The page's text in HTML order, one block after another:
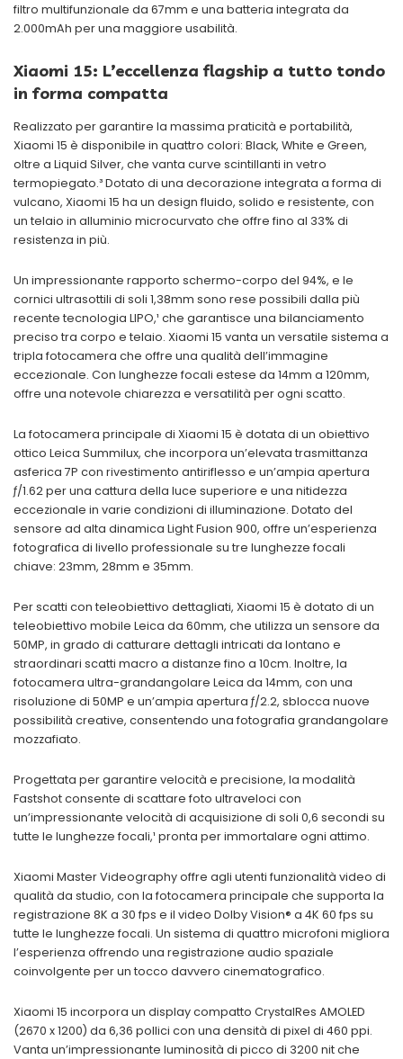
filtro multifunzionale da 67mm e una batteria integrata da
2.000mAh per una maggiore usabilità.
Xiaomi 15: L’eccellenza flagship a tutto tondo
in forma compatta
Realizzato per garantire la massima praticità e portabilità,
Xiaomi 15 è disponibile in quattro colori: Black, White e Green,
oltre a Liquid Silver, che vanta curve scintillanti in vetro
termopiegato.³ Dotato di una decorazione integrata a forma di
vulcano, Xiaomi 15 ha un design fluido, solido e resistente, con
un telaio in alluminio microcurvato che offre fino al 33% di
resistenza in più.
Un impressionante rapporto schermo-corpo del 94%, e le
cornici ultrasottili di soli 1,38mm sono rese possibili dalla più
recente tecnologia LIPO,¹ che garantisce una bilanciamento
preciso tra corpo e telaio. Xiaomi 15 vanta un versatile sistema a
tripla fotocamera che offre una qualità dell’immagine
eccezionale. Con lunghezze focali estese da 14mm a 120mm,
offre una notevole chiarezza e versatilità per ogni scatto.
La fotocamera principale di Xiaomi 15 è dotata di un obiettivo
ottico Leica Summilux, che incorpora un’elevata trasmittanza
asferica 7P con rivestimento antiriflesso e un’ampia apertura
ƒ/1.62 per una cattura della luce superiore e una nitidezza
eccezionale in varie condizioni di illuminazione. Dotato del
sensore ad alta dinamica Light Fusion 900, offre un’esperienza
fotografica di livello professionale su tre lunghezze focali
chiave: 23mm, 28mm e 35mm.
Per scatti con teleobiettivo dettagliati, Xiaomi 15 è dotato di un
teleobiettivo mobile Leica da 60mm, che utilizza un sensore da
50MP, in grado di catturare dettagli intricati da lontano e
straordinari scatti macro a distanze fino a 10cm. Inoltre, la
fotocamera ultra-grandangolare Leica da 14mm, con una
risoluzione di 50MP e un’ampia apertura ƒ/2.2, sblocca nuove
possibilità creative, consentendo una fotografia grandangolare
mozzafiato.
Progettata per garantire velocità e precisione, la modalità
Fastshot consente di scattare foto ultraveloci con
un’impressionante velocità di acquisizione di soli 0,6 secondi su
tutte le lunghezze focali,¹ pronta per immortalare ogni attimo.
Xiaomi Master Videography offre agli utenti funzionalità video di
qualità da studio, con la fotocamera principale che supporta la
registrazione 8K a 30 fps e il video Dolby Vision® a 4K 60 fps su
tutte le lunghezze focali. Un sistema di quattro microfoni migliora
l’esperienza offrendo una registrazione audio spaziale
coinvolgente per un tocco davvero cinematografico.
Xiaomi 15 incorpora un display compatto CrystalRes AMOLED
(2670 x 1200) da 6,36 pollici con una densità di pixel di 460 ppi.
Vanta un’impressionante luminosità di picco di 3200 nit che